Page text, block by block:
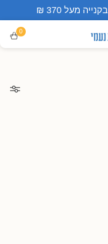
בקנייה מעל 370 ₪
0